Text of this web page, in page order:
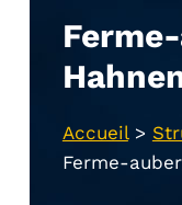
Accueil>
Ferme-